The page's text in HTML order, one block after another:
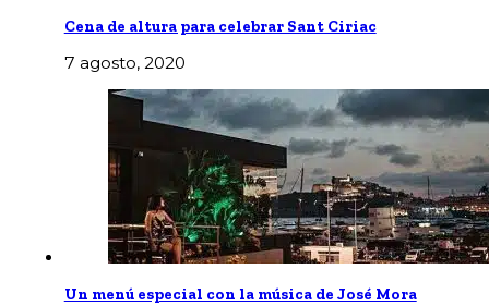
Cena de altura para celebrar Sant Ciriac
7 agosto, 2020
Un menú especial con la música de José Mora